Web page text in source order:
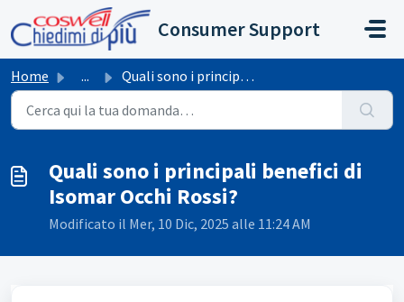
Salta al contenuto principale
Consumer Support
Home ... Quali sono i principali benefici di Isomar Occhi Rossi?
Quali sono i principali benefici di
Isomar Occhi Rossi?
Modificato il Mer, 10 Dic, 2025 alle 11:24 AM